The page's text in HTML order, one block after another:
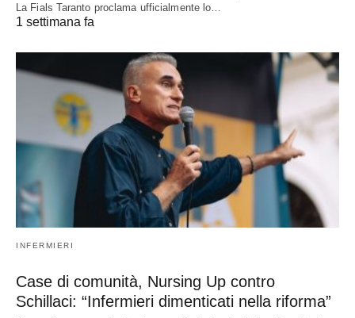
La Fials Taranto proclama ufficialmente lo…
1 settimana fa
INFERMIERI
Case di comunità, Nursing Up contro
Schillaci: “Infermieri dimenticati nella riforma”